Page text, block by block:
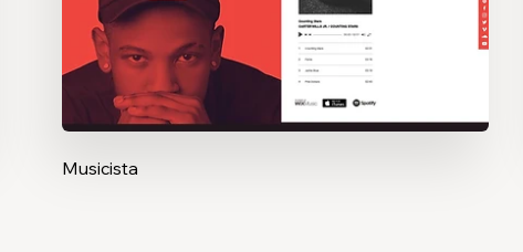
Musicista